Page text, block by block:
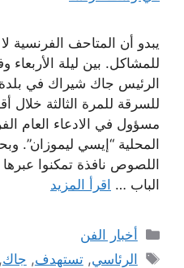
يبدو أن المتاحف الفرنسية
للمشاكل. بين ليلة
الرئيس جاك شيراك في
للسرقة للمرة الثالثة
مسؤول في الادعاء العام
المحلية “إيسي ليموزان”.
اللصوص نافذة تمكنوا
الباب … اقرأ المزيد
التصنيفات
أخبار الفن
الوسوم
الرئاسي,تستهدف, جاك,